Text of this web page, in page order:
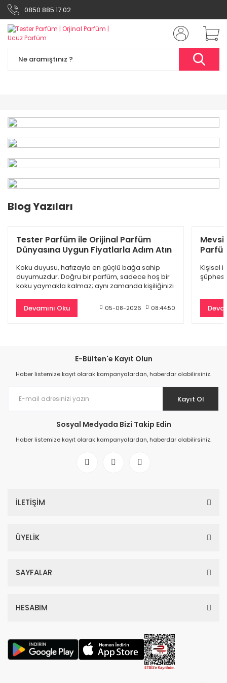
0850 885 17 02
Dior Sauvage Edp Erkek Parfüm 100 Ml
9.500,00 TL
%61
Dior Hypnotic Poison Edp Kadın Parfüm 100 Ml
4.797,00 TL
Blog Yazıları
Tester Parfüm ile Orijinal Parfüm
Dünyasına Uygun Fiyatlarla Adım Atın
Koku duyusu, hafızayla en güçlü bağa sahip
duyumuzdur. Doğru bir parfüm, sadece hoş bir
koku yaymakla kalmaz; aynı zamanda kişiliğinizi
Devamını Oku
05-08-2026 08:44:50
Kişisel
E-Bülten'e Kayıt Olun
Haber listemize kayıt olarak kampanyalardan, haberdar olabilirsiniz.
Kayıt Ol
Sosyal Medyada Bizi Takip Edin
Haber listemize kayıt olarak kampanyalardan, haberdar olabilirsiniz.
İLETİŞİM
ÜYELİK
SAYFALAR
HESABIM